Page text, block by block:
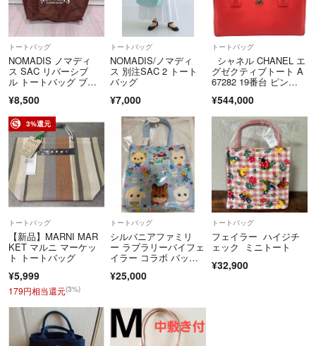
トートバッグ
NOMADIS ノマディ
ス SAC リバーシブ
ル トートバッグ ブラ
¥8,500
トートバッグ
NOMADIS/ノマディ
ス 別注SAC 2 トート
バッグ
¥7,000
トートバッグ
シャネル CHANEL エ
グゼクティブトート A
67282 19番台 ピン
ー レディース トート
バッグ
¥544,000
3%還元
トートバッグ
【新品】MARNI MAR
KET マルニ マーケッ
ト トートバッグ
¥5,999
179円相当還元(3%)
トートバッグ
シルバニアファミリ
ー ラブラリーバイフェ
イラー コラボ バッ
¥25,000
トートバッグ
フェイラー ハイジチ
ェック ミニトート
¥32,900